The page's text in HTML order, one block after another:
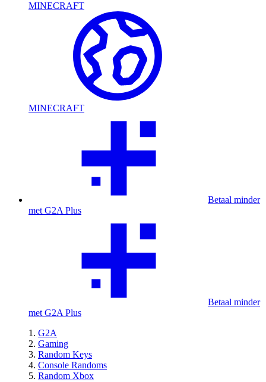
MINECRAFT
MINECRAFT
Betaal minder
met G2A Plus
Betaal minder
met G2A Plus
G2A
Gaming
Random Keys
Console Randoms
Random Xbox